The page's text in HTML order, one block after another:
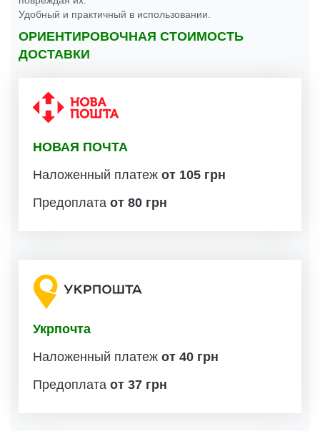
Удобный и практичный в использовании.
ОРИЕНТИРОВОЧНАЯ СТОИМОСТЬ
ДОСТАВКИ
НОВАЯ ПОЧТА
Наложенный платеж от 105 грн
Предоплата от 80 грн
Укрпочта
Наложенный платеж от 40 грн
Предоплата от 37 грн